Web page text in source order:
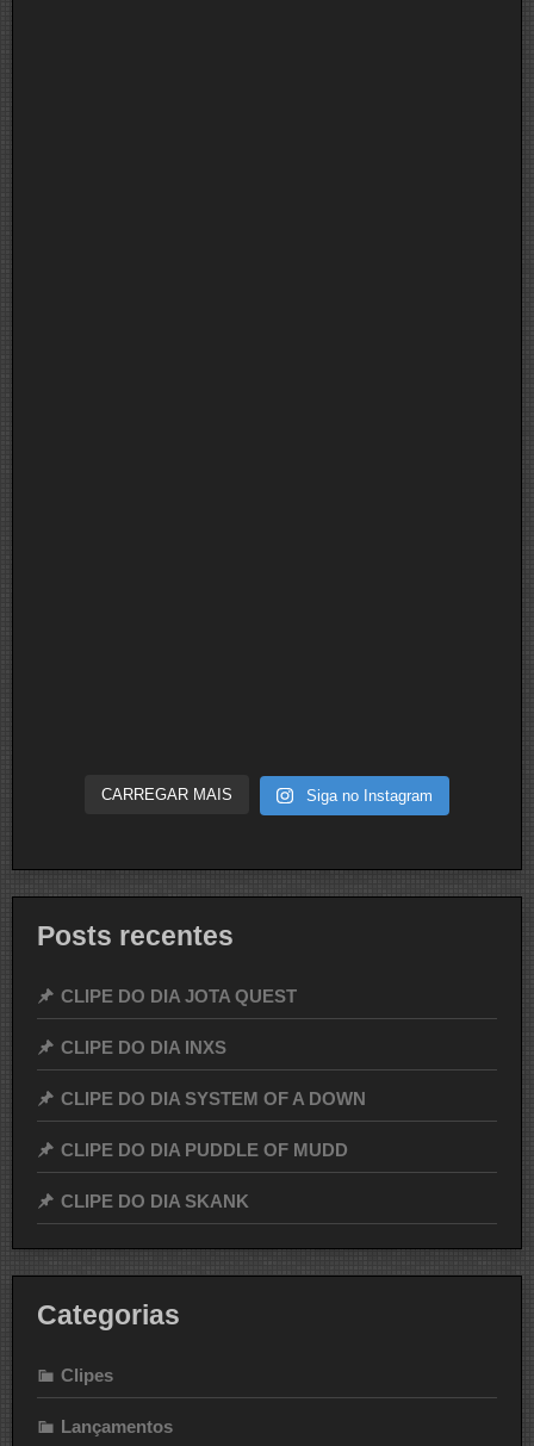
CARREGAR MAIS Siga no Instagram
Posts recentes
CLIPE DO DIA JOTA QUEST
CLIPE DO DIA INXS
CLIPE DO DIA SYSTEM OF A DOWN
CLIPE DO DIA PUDDLE OF MUDD
CLIPE DO DIA SKANK
Categorias
Clipes
Lançamentos